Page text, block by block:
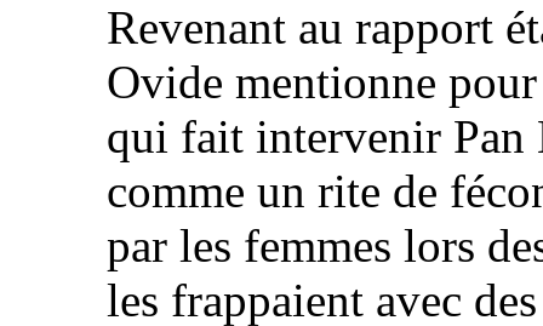
Revenant au rapport
Ovide mentionne
qui fait intervenir Pan
comme un rite de
par les femmes lors
les frappaient avec